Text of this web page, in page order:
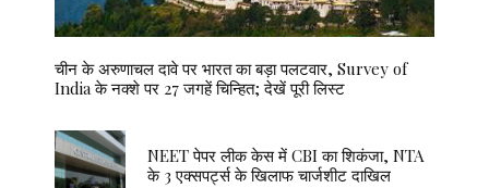
चीन के अरुणाचल दावे पर भारत का बड़ा पलटवार, Survey of
India के नक्शे पर 27 जगहें चिन्हित; देखें पूरी लिस्ट
NEET पेपर लीक केस में CBI का शिकंजा, NTA
के 3 एक्सपर्ट्स के खिलाफ चार्जशीट दाखिल